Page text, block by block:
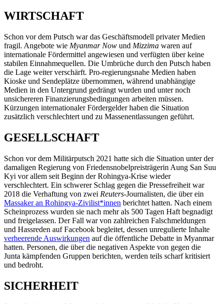
WIRTSCHAFT
Schon vor dem Putsch war das Geschäftsmodell privater Medien
fragil. Angebote wie Myanmar Now und Mizzima waren auf
internationale Fördermittel angewiesen und verfügten über keine
stabilen Einnahmequellen. Die Umbrüche durch den Putsch haben
die Lage weiter verschärft. Pro-regierungsnahe Medien haben
Kioske und Sendeplätze übernommen, während unabhängige
Medien in den Untergrund gedrängt wurden und unter noch
unsichereren Finanzierungsbedingungen arbeiten müssen.
Kürzungen internationaler Fördergelder haben die Situation
zusätzlich verschlechtert und zu Massenentlassungen geführt.
GESELLSCHAFT
Schon vor dem Militärputsch 2021 hatte sich die Situation unter der
damaligen Regierung von Friedensnobelpreisträgerin Aung San Suu
Kyi vor allem seit Beginn der Rohingya-Krise wieder
verschlechtert. Ein schwerer Schlag gegen die Pressefreiheit war
2018 die Verhaftung von zwei Reuters-Journalisten, die über ein
Massaker an Rohingya-Zivilist*innen berichtet hatten. Nach einem
Scheinprozess wurden sie nach mehr als 500 Tagen Haft begnadigt
und freigelassen. Der Fall war von zahlreichen Falschmeldungen
und Hassreden auf Facebook begleitet, dessen unregulierte Inhalte
verheerende Auswirkungen auf die öffentliche Debatte in Myanmar
hatten. Personen, die über die negativen Aspekte von gegen die
Junta kämpfenden Gruppen berichten, werden teils scharf kritisiert
und bedroht.
SICHERHEIT